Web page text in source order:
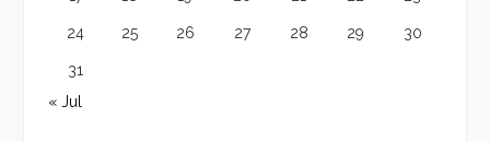
24 25 26 27 28 29 30
31
« Jul